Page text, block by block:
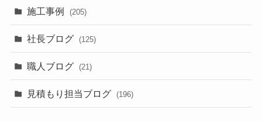
施工事例 (205)
社長ブログ (125)
職人ブログ (21)
見積もり担当ブログ (196)